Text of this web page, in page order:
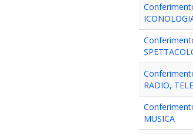
RADIO,
MUSICA